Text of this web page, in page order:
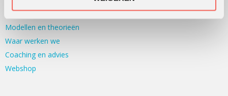
Werking van werkvormen
Modellen en theorieën
Waar werken we
Coaching en advies
Webshop